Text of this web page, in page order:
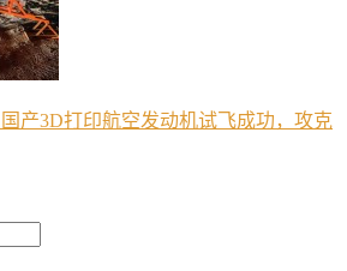
产3D打印航空发动机试飞成功，攻克